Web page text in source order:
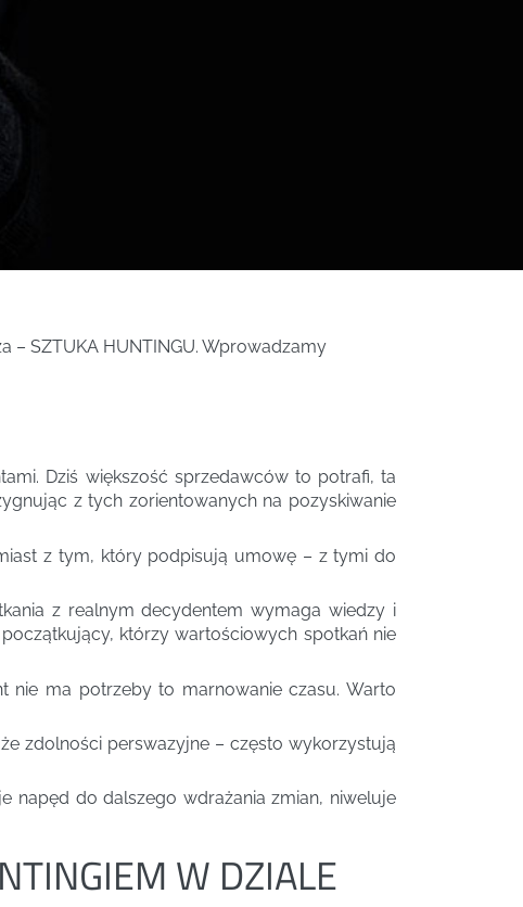
– SZTUKA HUNTINGU. Wprowadzamy
Dziś większość sprzedawców to potrafi, ta
z tych zorientowanych na pozyskiwanie
z tym, który podpisują umowę – z tymi do
z realnym decydentem wymaga wiedzy i
którzy wartościowych spotkań nie
nie ma potrzeby to marnowanie czasu. Warto
zdolności perswazyjne – często wykorzystują
napęd do dalszego wdrażania zmian, niweluje
W DZIALE